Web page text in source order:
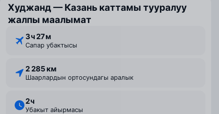
Худжанд — Казань каттамы тууралуу
жалпы маалымат
3 ⁠ч 27 ⁠м
Сапар убактысы
2 285 км
Шаарлардын ортосундагы аралык
2 ⁠ч
Убакыт айырмасы